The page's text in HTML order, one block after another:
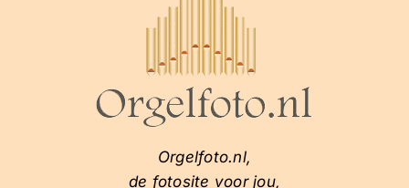
Orgelfoto.nl,
de fotosite voor jou,